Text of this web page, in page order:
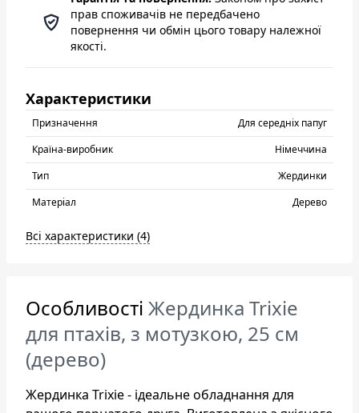
прав споживачів не передбачено
повернення чи обмін цього товару належної
якості.
Характеристики
Призначення
Для середніх папуг
Країна-виробник
Нiмеччина
Тип
Жердинки
Матеріал
Дерево
Всі характеристики (4)
Особливості Жердинка Trixie
для птахів, з мотузкою, 25 см
(дерево)
Жердинка Trixie - ідеальне обладнання для